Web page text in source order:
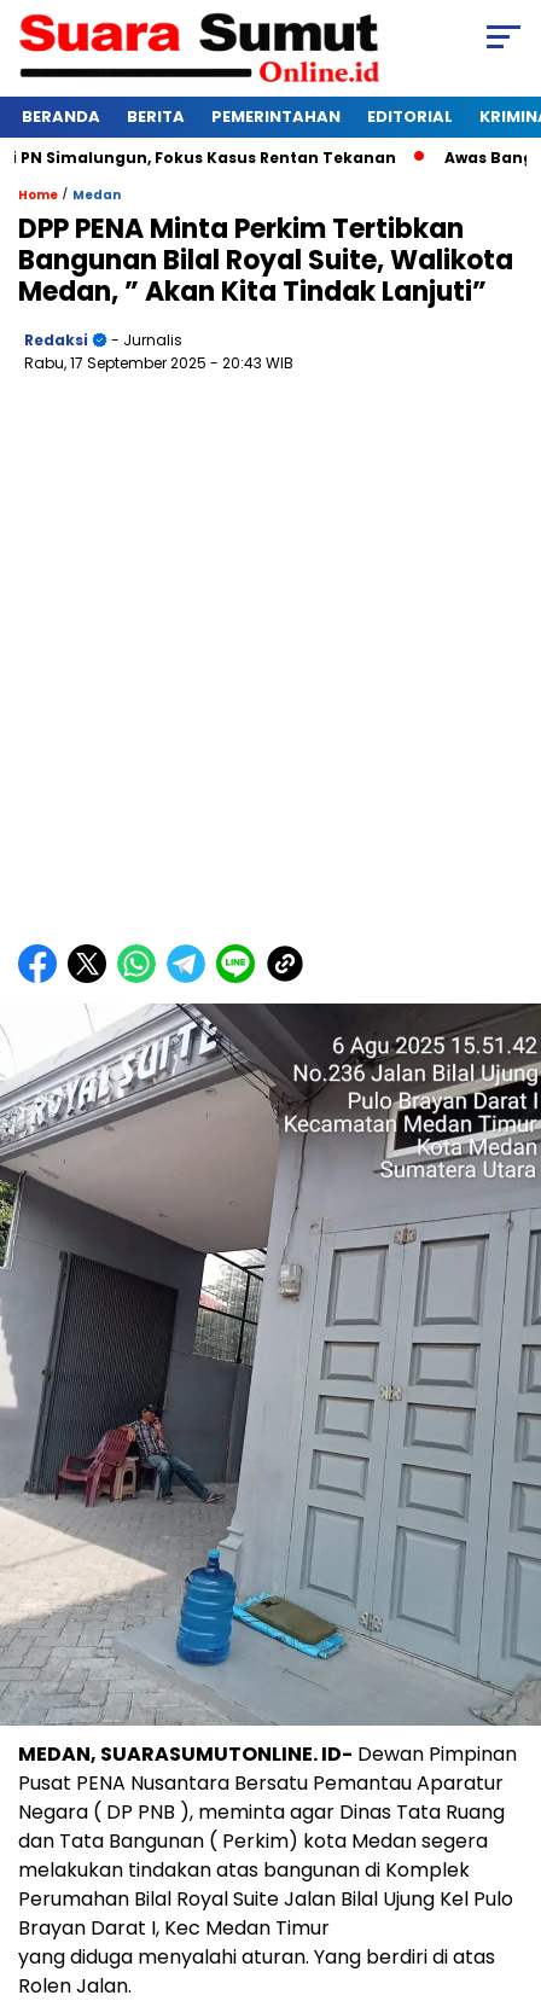
BERANDA BERITA PEMERINTAHAN EDITORIAL
Fokus Kasus Rentan Tekanan Awas Bangkrut!
Home / Medan
DPP PENA Minta Perkim Tertibkan
Bangunan Bilal Royal Suite, Walikota
Medan, ” Akan Kita Tindak Lanjuti”
Redaksi
- Jurnalis
Rabu, 17 September 2025 - 20:43 WIB
MEDAN, SUARASUMUTONLINE. ID- Dewan Pimpinan
Pusat PENA Nusantara Bersatu Pemantau Aparatur
Negara ( DP PNB ), meminta agar Dinas Tata Ruang
dan Tata Bangunan ( Perkim) kota Medan segera
melakukan tindakan atas bangunan di Komplek
Perumahan Bilal Royal Suite Jalan Bilal Ujung Kel Pulo
Brayan Darat I, Kec Medan Timur
yang diduga menyalahi aturan. Yang berdiri di atas
Rolen Jalan.